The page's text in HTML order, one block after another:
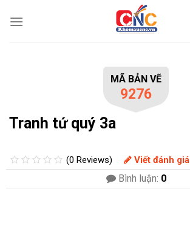
MÃ BẢN VẼ
9276
Tranh tứ quý 3a
(0 Reviews) Viết đánh giá
Bình luận: 0